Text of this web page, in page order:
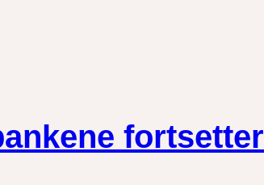
fortsetter